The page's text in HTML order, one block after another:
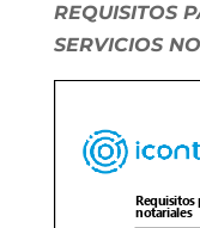
REQUISITOS
SERVICIOS